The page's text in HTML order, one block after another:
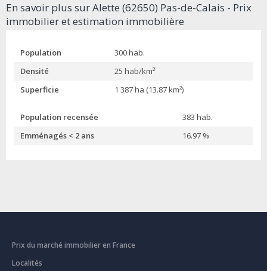
En savoir plus sur Alette (62650) Pas-de-Calais - Prix
immobilier et estimation immobilière
Population
300 hab.
Densité
25 hab/km²
Superficie
1 387 ha (13.87 km²)
Population recensée
383 hab.
Emménagés < 2 ans
16.97 %
Prix du marché immobilier en France
Localités